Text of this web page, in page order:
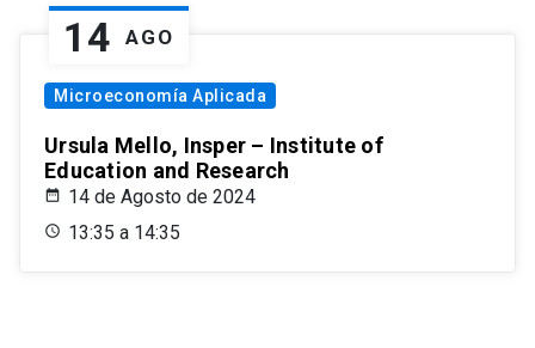
14 AGO
Microeconomía Aplicada
Ursula Mello, Insper – Institute of
Education and Research
14 de Agosto de 2024
13:35 a 14:35